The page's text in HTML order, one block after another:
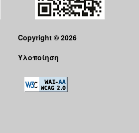
Copyright © 2026
Υλοποίηση